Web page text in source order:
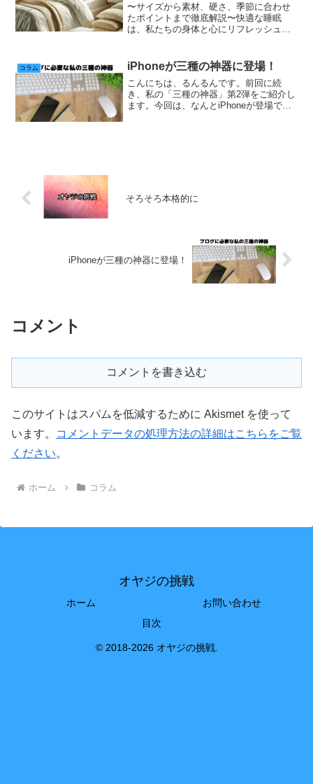
〜サイズから素材、硬さ、季節に合わせ
たポイントまで徹底解説〜快適な睡眠
は、私たちの身体と心にリフレッシュ効
快適な眠りを手に入れるためには、ただ
ベッドに横たわるだけでは不...
コラム iPhoneが三種の神器に登場！
こんにちは、るんるんです。前回に続
き、私の「三種の神器」第2弾をご紹介し
ます。今回は、なんとiPhoneが登場で
そろそろ本格的に
iPhoneが三種の神器に登場！
コメント
コメントを書き込む
このサイトはスパムを低減するために Akismet を使って
います。
コメントデータの処理方法の詳細はこちらをご覧
ください。
ホーム コラム
オヤジの挑戦
ホーム
お問い合わせ
目次
© 2018-2026 オヤジの挑戦.